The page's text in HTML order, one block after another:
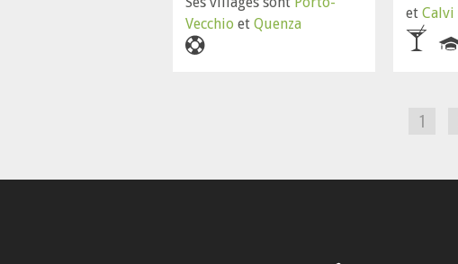
Vecchio et Quenza
et Calvi
1